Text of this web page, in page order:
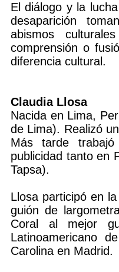
El diálogo y la
desaparición
abismos
comprensión o
diferencia cultural.
Claudia Llosa
Nacida en Lima,
de Lima). Realizó
Más tarde
publicidad tanto en
Tapsa).
Llosa participó en
guión de
Coral al mejor
Latinoamericano
Carolina en Madrid.